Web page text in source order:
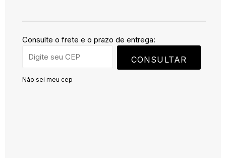
Consulte o frete e o prazo de entrega:
CONSULTAR
Não sei meu cep